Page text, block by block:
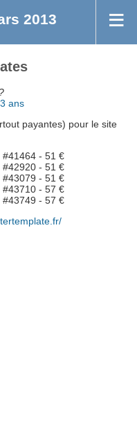
2013
ans
payantes) pour le site
#41464 - 51 €
#42920 - 51 €
#43079 - 51 €
#43710 - 57 €
#43749 - 57 €